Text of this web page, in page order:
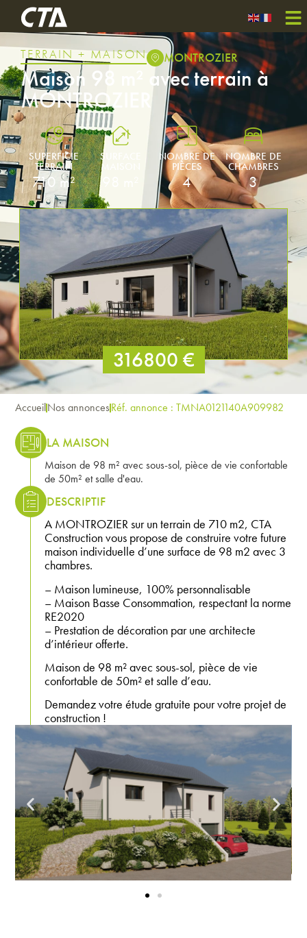
TERRAIN + MAISON MONTROZIER
Maison 98 m² avec terrain à
MONTROZIER
SUPERFICIE
TERRAIN
710 m²
SURFACE
MAISON
NOMBRE DE
PIÈCES
4
NOMBRE DE
CHAMBRES
3
316800 €
AccueilNos annoncesRéf. annonce : TMNA0121140A909982
LA MAISON
Maison de 98 m² avec sous-sol, pièce de vie confortable
de 50m² et salle d'eau.
DESCRIPTIF
A MONTROZIER sur un terrain de 710 m2, CTA
Construction vous propose de construire votre future
maison individuelle d’une surface de 98 m2 avec 3
chambres.
– Maison lumineuse, 100% personnalisable
– Maison Basse Consommation, respectant la norme
RE2020
– Prestation de décoration par une architecte
d’intérieur offerte.
Maison de 98 m² avec sous-sol, pièce de vie
confortable de 50m² et salle d’eau.
Demandez votre étude gratuite pour votre projet de
construction !